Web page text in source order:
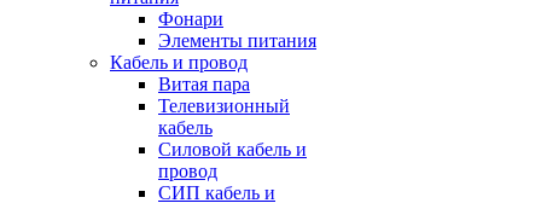
Фонари
Элементы питания
Кабель и провод
Витая пара
Телевизионный
кабель
Силовой кабель и
провод
СИП кабель и